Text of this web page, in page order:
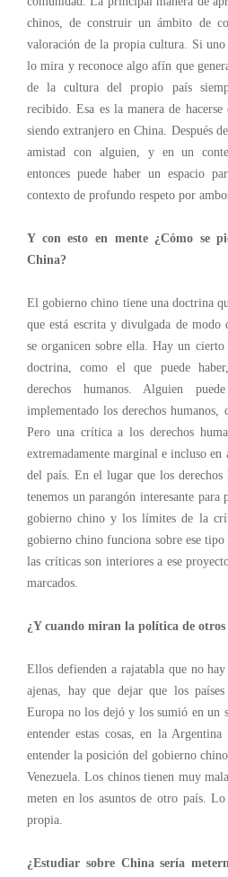
chinos, de construir un ámbito de
valoración de la propia cultura. Si uno
lo mira y reconoce algo afín que
de la cultura del propio país
recibido. Esa es la manera de
siendo extranjero en China. Después
amistad con alguien, y en un
entonces puede haber un espacio
contexto de profundo respeto por
Y con esto en mente ¿Cómo se
China?
El gobierno chino tiene una doctrina
que está escrita y divulgada de modo
se organicen sobre ella. Hay un cierto
doctrina, como el que puede
derechos humanos. Alguien
implementado los derechos humanos,
Pero una crítica a los derechos
extremadamente marginal e incluso en
del país. En el lugar que los derechos
tenemos un parangón interesante
gobierno chino y los límites de la
gobierno chino funciona sobre ese tipo
las críticas son interiores a ese
marcados.
¿Y cuando miran la política de otros
Ellos defienden a rajatabla que no
ajenas, hay que dejar que los
Europa no los dejó y los sumió en un
entender estas cosas, en la
entender la posición del gobierno
Venezuela. Los chinos tienen muy
meten en los asuntos de otro país.
propia.
¿Estudiar sobre China sería